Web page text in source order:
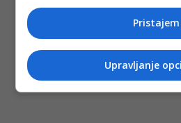
Pristajem
Upravljanje